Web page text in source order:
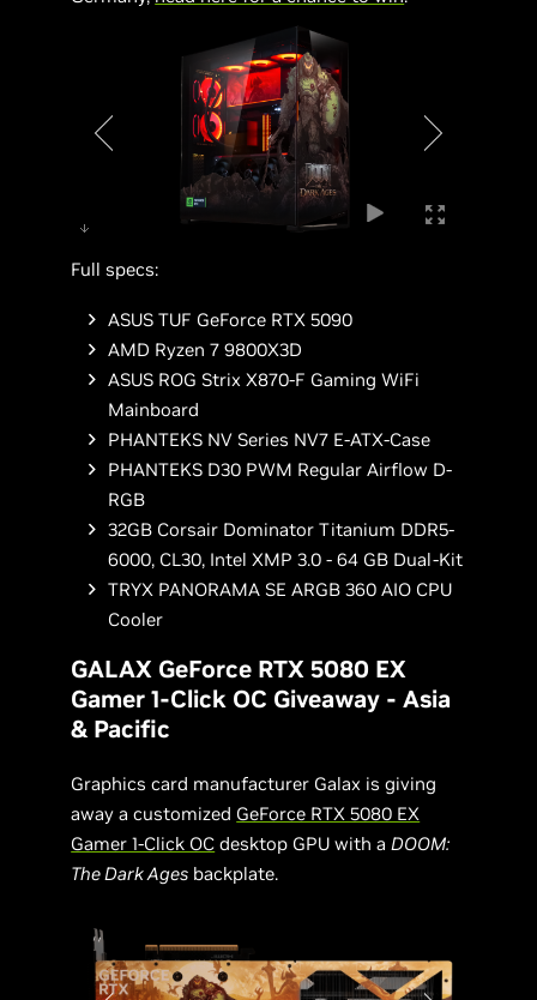
Full specs:
ASUS TUF GeForce RTX 5090
AMD Ryzen 7 9800X3D
ASUS ROG Strix X870-F Gaming WiFi
Mainboard
PHANTEKS NV Series NV7 E-ATX-Case
PHANTEKS D30 PWM Regular Airflow D-
RGB
32GB Corsair Dominator Titanium DDR5-
6000, CL30, Intel XMP 3.0 - 64 GB Dual-Kit
TRYX PANORAMA SE ARGB 360 AIO CPU
Cooler
GALAX GeForce RTX 5080 EX
Gamer 1-Click OC Giveaway - Asia
& Pacific
Graphics card manufacturer Galax is giving
away a customized GeForce RTX 5080 EX
Gamer 1-Click OC desktop GPU with aDOOM:
The Dark Ages backplate.